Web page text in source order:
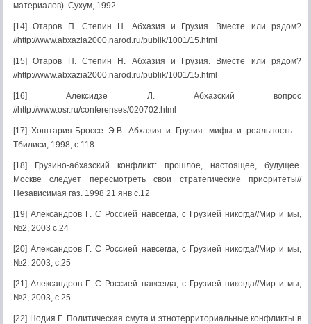
материалов). Сухум, 1992
[14] Отаров П. Степин Н. Абхазия и Грузия. Вместе или рядом?
//http://www.abxazia2000.narod.ru/publik/1001/15.html
[15] Отаров П. Степин Н. Абхазия и Грузия. Вместе или рядом?
//http://www.abxazia2000.narod.ru/publik/1001/15.html
[16] Алексидзе Л. Абхазский вопрос
//http://www.osr.ru/conferenses/020702.html
[17] Хоштария-Броссе Э.В. Абхазия и Грузия: мифы и реальность –
Тбилиси, 1998, с.118
[18] Грузино-абхазский конфликт: прошлое, настоящее, будущее.
Москве следует пересмотреть свои стратегические приоритеты//
Независимая газ. 1998 21 янв с.12
[19] Александров Г. С Россией навсегда, с Грузией никогда//Мир и мы,
№2, 2003 с.24
[20] Александров Г. С Россией навсегда, с Грузией никогда//Мир и мы,
№2, 2003, с.25
[21] Александров Г. С Россией навсегда, с Грузией никогда//Мир и мы,
№2, 2003, с.25
[22] Нодия Г. Политическая смута и этнотерриториальные конфликты в